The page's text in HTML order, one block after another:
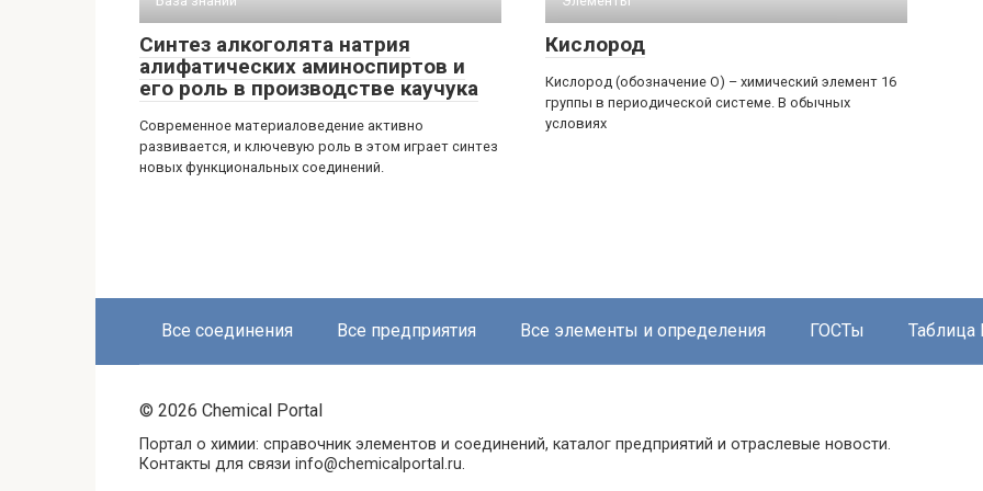
Синтез алкоголята натрия
алифатических аминоспиртов и
его роль в производстве каучука
Современное материаловедение активно
развивается, и ключевую роль в этом играет синтез
новых функциональных соединений.
Кислород
Кислород (обозначение O) – химический элемент 16
группы в периодической системе. В обычных
условиях
Все соединения Все предприятия Все элементы и определения ГОСТы
© 2026 Chemical Portal
Портал о химии: справочник элементов и соединений, каталог предприятий и отраслевые новости.
Контакты для связи info@chemicalportal.ru.